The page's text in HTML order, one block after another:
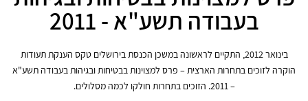
בעבודה תשע"א - 2011
בינואר 2012, התקיים לראשונה במשכן הכנסת בירושלים טקס הענקת תעודות
הוקרה לזוכים בתחרות הארצית – פרס למצוינות בבטיחות ובגיהות בעבודה תשע"א
– 2011. הזוכים בתחרות חולקו לכמה מסלולים.